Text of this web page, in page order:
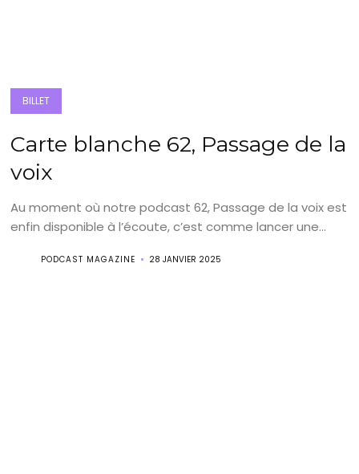
BILLET
Carte blanche 62, Passage de la
voix
Au moment où notre podcast 62, Passage de la voix est
enfin disponible à l’écoute, c’est comme lancer une...
PODCAST MAGAZINE 28 JANVIER 2025